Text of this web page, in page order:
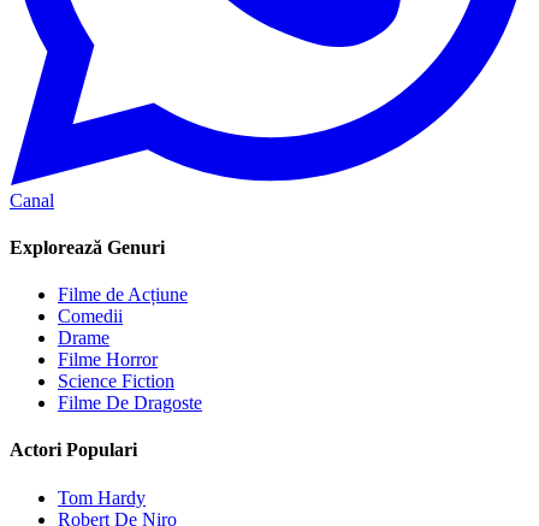
Canal
Explorează Genuri
Filme de Acțiune
Comedii
Drame
Filme Horror
Science Fiction
Filme De Dragoste
Actori Populari
Tom Hardy
Robert De Niro